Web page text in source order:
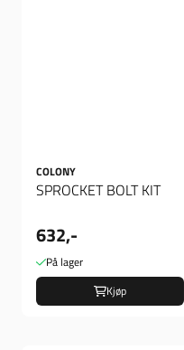
COLONY
SPROCKET BOLT KIT
632,-
På lager
Kjøp